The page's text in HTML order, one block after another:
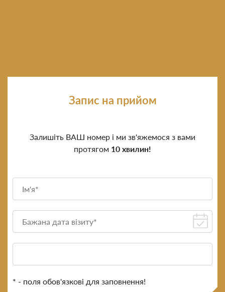
Запис на прийом
Залишіть ВАШ номер і ми зв'яжемося з вами
протягом 10 хвилин!
* - поля обов'язкові для заповнення!